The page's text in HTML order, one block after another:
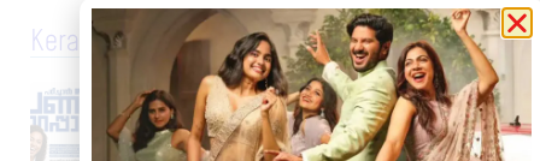
Kerala News
പ്രൊഫഷണൽ അക്കൗണ്ടന്റാകാൻ
അവസരം; കിലിമാനൂരിൽ Elixer
Institute Of Accounting-ൽ
അഡ്മിഷൻ ആരംഭിച്ചു